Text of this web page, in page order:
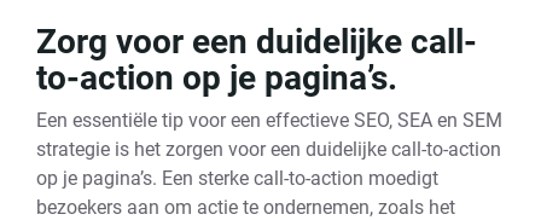
Zorg voor een duidelijke call-
to-action op je pagina’s.
Een essentiële tip voor een effectieve SEO, SEA en SEM
strategie is het zorgen voor een duidelijke call-to-action
op je pagina’s. Een sterke call-to-action moedigt
bezoekers aan om actie te ondernemen, zoals het